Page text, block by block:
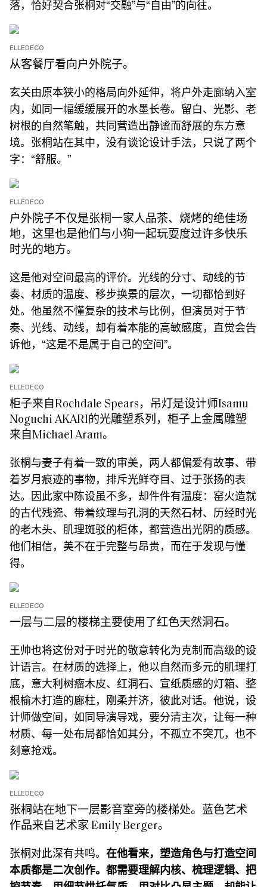
落，恰好契合张桐对“交融”与“自由”的向往。
ELLEDECO
从客餐厅看向户外院子。
玄关由原本狭小的格局向外延伸，将户外走廊纳入室
内，如同一幅缓缓展开的水墨长卷。留白、光影、老
树根的自然笔触，共同营造出静谧而舒展的东方意
境。张桐站在其中，没有谈论设计手法，只说了两个
字：“舒服。”
ELLEDECO
户外院子不仅是张桐一家人品茶、烧烤的绝佳场
地，这里也是他们与小狗一起玩耍度过许多快乐
时光的地方。
这是他对空间最高的评价。光线的分寸、动线的节
奏、材质的温度、移步换景的层次，一切都恰到好
处。他虽然不懂复杂的技术与比例，但演员对于节
奏、光线、动线，却有着本能的高敏感度，直觉会告
诉他，“这是不是属于自己的空间”。
ELLEDECO
柜子来自Rochdale Spears，吊灯是设计师Isamu
Noguchi AKARI的光雕塑系列，柜子上金属雕塑
来自Michael Aram。
张桐与妻子有着一致的审美，两人都偏爱有故事、带
着岁月痕迹的事物，排斥光鲜夺目、过于张扬的表
达。因此家中陈设虽不多，却件件有温度：窑火造就
的古代残瓷、带着纹理与孔洞的天然石材、历经时光
的老木头、肌理斑驳的柜体，都营造出光阴的质感。
他们相信，美不在于完整与昂贵，而在于发现与懂
得。
ELLEDECO
一层与二层的楼梯主要使用了红色天然洞石。
王帅也将这份对于时光的敬意转化为克制而高级的设
计语言。在材质的选择上，他以自然而多元的肌理打
底，意大利树瘤木皮、红洞石、宣纸质感的灯箱、整
根榆木打造的廊柱，刚柔并济，彼此对话。他说，设
计师做空间，如同导演导戏，要分清主次，让每一种
材质、每一处布局都恰如其分，不孤立不突兀，也不
刻意抢戏。
ELLEDECO
张桐站在地下一层影音室旁的楼梯处。蓝色艺术
作品来自艺术家 Emily Berger。
张桐对此深有共鸣。 在他看来，塑造角色与打造空间
本质都是二次创作。都需要理解内核、梳理逻辑、把